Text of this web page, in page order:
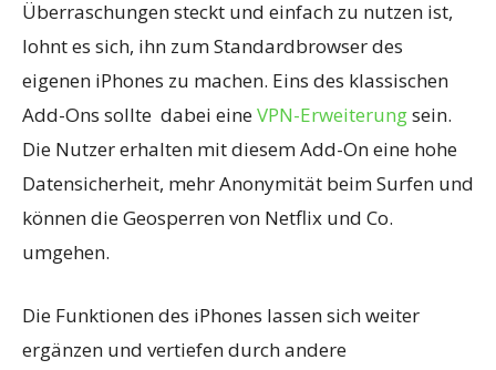
Überraschungen steckt und einfach zu nutzen ist,
lohnt es sich, ihn zum Standardbrowser des
eigenen iPhones zu machen. Eins des klassischen
Add-Ons sollte dabei eineVPN-Erweiterungsein.
Die Nutzer erhalten mit diesem Add-On eine hohe
Datensicherheit, mehr Anonymität beim Surfen und
können die Geosperren von Netflix und Co.
umgehen.
Die Funktionen des iPhones lassen sich weiter
ergänzen und vertiefen durch andere